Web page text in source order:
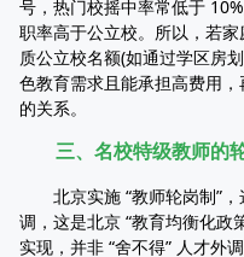
号，热门校摇中率常低于
职率高于公立校。所以，若
质公立校名额(如通过学区房
色教育需求且能承担高费用
的关系。
三、名校特级教师的
北京实施 “教师轮岗制”，
调，这是北京 “教育均衡化政
实现，并非 “舍不得” 人才外